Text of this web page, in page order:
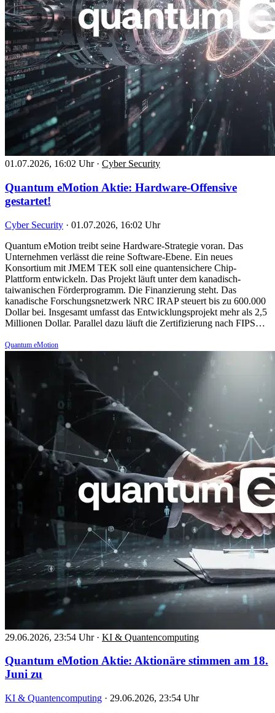
01.07.2026, 16:02 Uhr · Cyber Security
Quantum eMotion Aktie: Hardware-Offensive
gestartet!
Cyber Security · 01.07.2026, 16:02 Uhr
Quantum eMotion treibt seine Hardware-Strategie voran. Das
Unternehmen verlässt die reine Software-Ebene. Ein neues
Konsortium mit JMEM TEK soll eine quantensichere Chip-
Plattform entwickeln. Das Projekt läuft unter dem kanadisch-
taiwanischen Förderprogramm. Die Finanzierung steht. Das
kanadische Forschungsnetzwerk NRC IRAP steuert bis zu 600.000
Dollar bei. Insgesamt umfasst das Entwicklungsprojekt mehr als 2,5
Millionen Dollar. Parallel dazu läuft die Zertifizierung nach FIPS…
Quantum eMotion
29.06.2026, 23:54 Uhr · KI & Quantencomputing
Quantum eMotion Aktie: Aktionäre stimmen am 18.
Juni zu
KI & Quantencomputing · 29.06.2026, 23:54 Uhr